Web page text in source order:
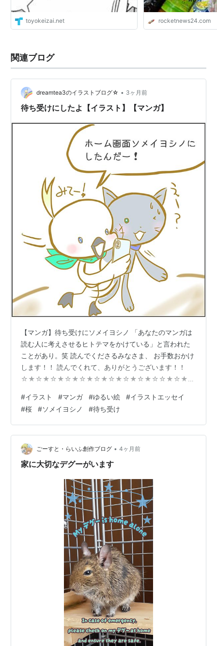
toyokeizai.net rocketnews24.com
関連ブログ
dreamtea3のイラストブログ☆ • 3ヶ月前
待ち受けにしたよ【イラスト】【マンガ】
【マンガ】待ち受けにソメイヨシノ 「あなたのマンガは
読む人に考えさせるヒトテマをかけている」と言われた
ことがあり。笑 読んでくださるみなさま、 お手数おかけ
します！！ 読んでくれて、ありがとうございます！！
☆★☆★☆★☆★☆★☆★☆★☆★☆★☆☆★☆★☆
気ブログランキング ★Instagramでもマンガ投稿はじめ
ました。 https://www.instagram.com/dreamtea3 こっ
ちの方が見やすいかも！？ よろしくお願いします♪
↓↓↓ dreamtea3にイラストやマンガを依頼したいかた
は ☆ サービスを出品したい人も…
#イラスト #マンガ #ゆるい絵 #イラストエッセイ
#桜 #ソメイヨシノ #待ち受け
ごーすと・らいふ創作ブログ • 4ヶ月前
家に大切なデグーがいます